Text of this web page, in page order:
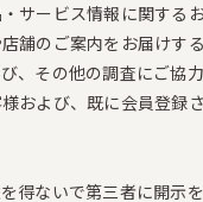
サービス情報に関す
舗のご案内をお届けする
、その他の調査にご協
および、既に会員登
ないで第三者に開示